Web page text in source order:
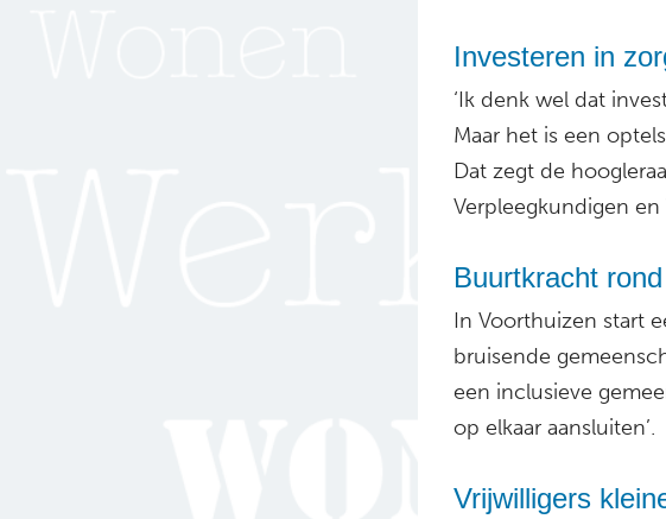
Investeren in
‘Ik denk wel dat
Maar het is een
Dat zegt de
Verpleegkundigen
Buurtkracht
In Voorthuizen start
bruisende
een inclusieve
op elkaar aansluiten’.
Vrijwilligers